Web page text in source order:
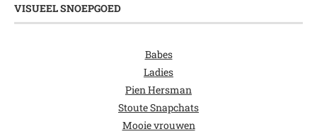
VISUEEL SNOEPGOED
Babes
Ladies
Pien Hersman
Stoute Snapchats
Mooie vrouwen